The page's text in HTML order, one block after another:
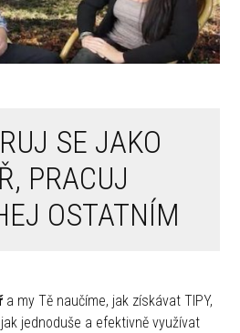
SE JAKO
PRACUJ
OSTATNÍM
a my Tě naučíme, jak získávat TIPY,
jednoduše a efektivně využívat